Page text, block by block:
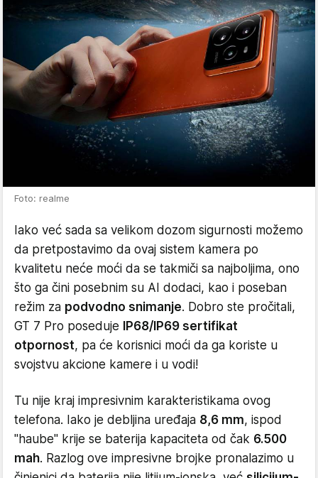
Foto: realme
Iako već sada sa velikom dozom sigurnosti možemo
da pretpostavimo da ovaj sistem kamera po
kvalitetu neće moći da se takmiči sa najboljima, ono
što ga čini posebnim su AI dodaci, kao i poseban
režim za podvodno snimanje. Dobro ste pročitali,
GT 7 Pro poseduje
IP68/IP69 sertifikat
otpornost, pa će korisnici moći da ga koriste u
svojstvu akcione kamere i u vodi!
Tu nije kraj impresivnim karakteristikama ovog
telefona. Iako je debljina uređaja 8,6 mm, ispod
"haube" krije se baterija kapaciteta od čak 6.500
mah. Razlog ove impresivne brojke pronalazimo u